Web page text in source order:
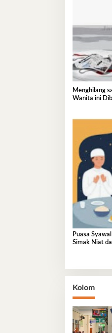
Menghilang
Wanita ini
Puasa
Simak Niat
Kolom